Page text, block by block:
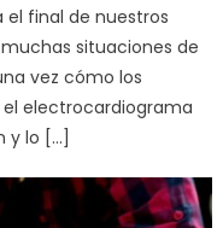
final de nuestros
situaciones de
vez cómo los
electrocardiograma
y lo […]